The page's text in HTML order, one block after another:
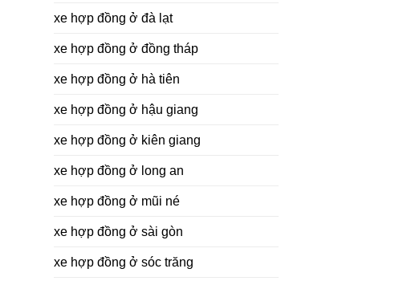
xe hợp đồng ở đà lạt
xe hợp đồng ở đồng tháp
xe hợp đồng ở hà tiên
xe hợp đồng ở hậu giang
xe hợp đồng ở kiên giang
xe hợp đồng ở long an
xe hợp đồng ở mũi né
xe hợp đồng ở sài gòn
xe hợp đồng ở sóc trăng